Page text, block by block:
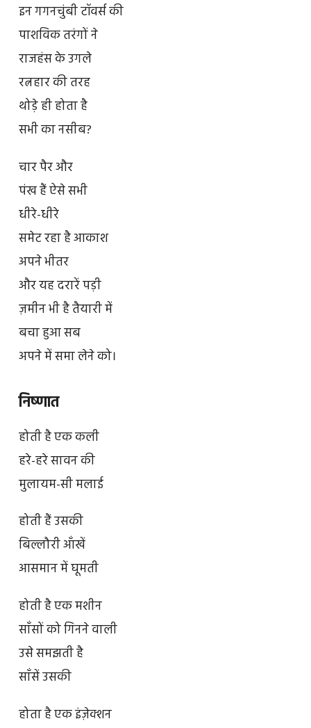
इन गगनचुंबी टॉवर्स की
पाशविक तरंगों ने
राजहंस के उगले
रत्नहार की तरह
थोड़े ही होता है
सभी का नसीब?
चार पैर और
पंख हैं ऐसे सभी
धीरे-धीरे
समेट रहा है आकाश
अपने भीतर
और यह दरारें पड़ी
ज़मीन भी है तैयारी में
बचा हुआ सब
अपने में समा लेने को।
निष्णात
होती है एक कली
हरे-हरे सावन की
मुलायम-सी मलाई
होती हैं उसकी
बिल्लौरी आँखें
आसमान में घूमती
होती है एक मशीन
साँसों को गिनने वाली
उसे समझती है
साँसें उसकी
होता है एक इंज़ेक्शन